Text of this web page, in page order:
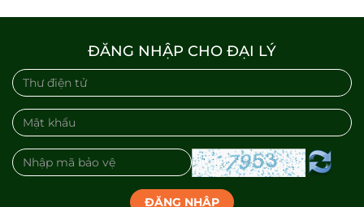
ĐĂNG NHẬP CHO ĐẠI LÝ
ĐĂNG NHẬP